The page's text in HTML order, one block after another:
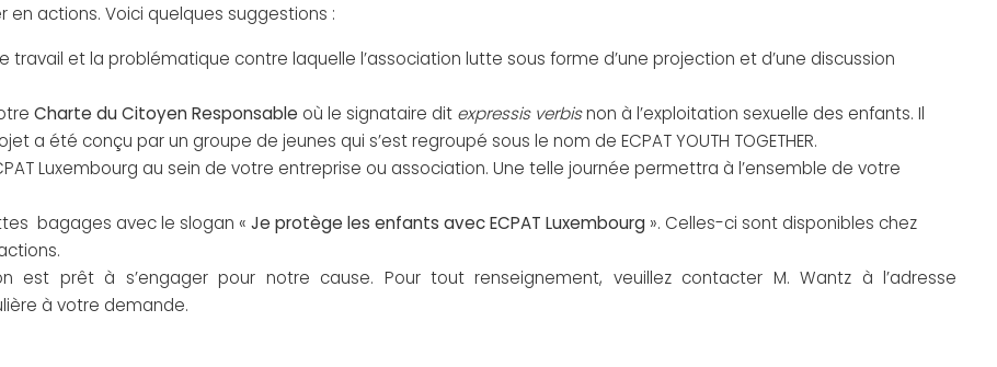
actions. Voici quelques suggestions :
et la problématique contre laquelle l’association lutte sous forme d’une projection et d’une discussion
Charte du Citoyen Responsable où le signataire dit expressis verbisnon à l’exploitation sexuelle des enfants. Il
a été conçu par un groupe de jeunes qui s’est regroupé sous le nom de ECPAT YOUTH TOGETHER.
Luxembourg au sein de votre entreprise ou association. Une telle journée permettra à l’ensemble de votre
bagages avec le slogan «Je protège les enfants avec ECPAT Luxembourg ». Celles-ci sont disponibles chez
est prêt à s’engager pour notre cause. Pour tout renseignement, veuillez contacter M. Wantz à l’adresse
à votre demande.